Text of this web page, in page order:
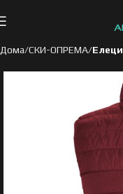
Дома СКИ-ОПРЕМА Елеци